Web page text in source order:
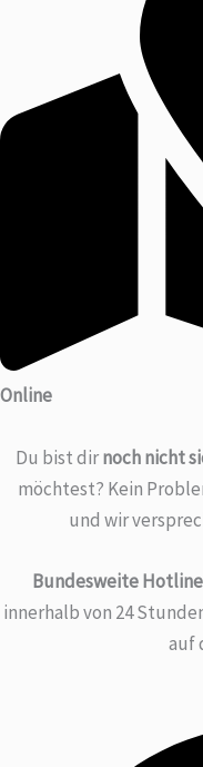
Online
Du bist dirnoch nicht
möchtest? Kein
und wir
Bundesweite
innerhalb von 24
auf